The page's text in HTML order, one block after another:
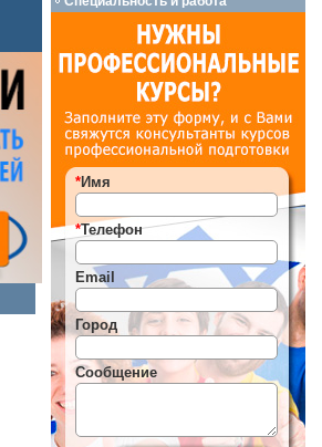
*Имя
*Телефон
Email
Город
Сообщение